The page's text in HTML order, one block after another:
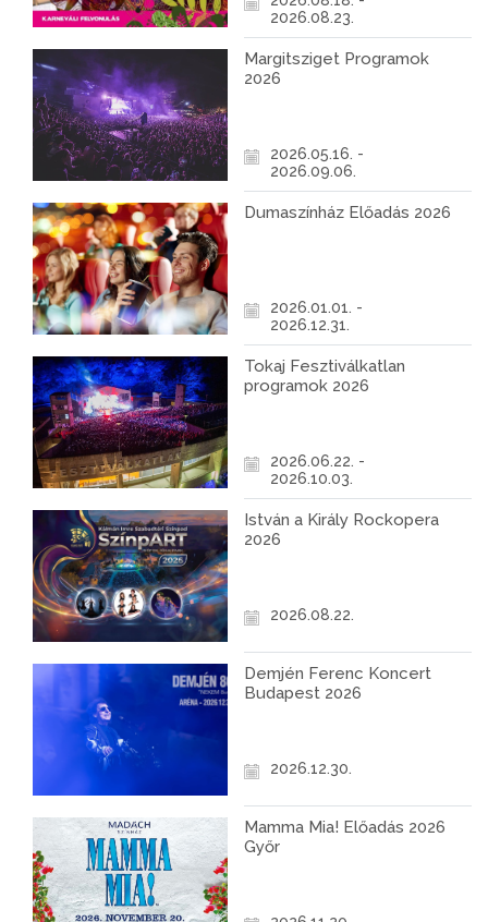
2026.08.23.
Margitsziget Programok
2026
2026.05.16. -
2026.09.06.
Dumaszínház Előadás 2026
2026.01.01. -
2026.12.31.
Tokaj Fesztiválkatlan
programok 2026
2026.06.22. -
2026.10.03.
István a Király Rockopera
2026
2026.08.22.
Demjén Ferenc Koncert
Budapest 2026
2026.12.30.
Mamma Mia! Előadás 2026
Győr